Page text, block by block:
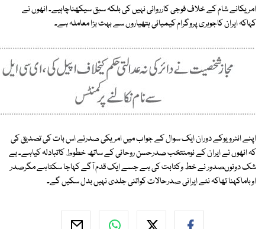
امریکانے شام کے خلاف فوجی کارروائی نہیں کی بلکہ سبق سیکھناچاہیے۔ انھوں نے
کہاکہ ایران کاجوہری پروگرام کیمیائی ہتھیاروں سے بہت بڑا معاملہ ہے۔
اپنے انٹرویوکے دوران ایک سوال کے جواب میں امریکی صدرنے اس بات کی تصدیق کی
کہ انھوں نے ایران کے نومنتخب صدرحسن روحانی کے ساتھ خطوط کاتبادلہ کیاہے۔ بے
شک دونوںصدور نے خط وکتابت کی ہے جسے ایک قدم آگے کہاجا سکتاہے مگرصدر
اوباماکہنا تھاکہ نئے ایرانی صدرحالات کواتنی جلدی نہیں بدل سکیں گے۔